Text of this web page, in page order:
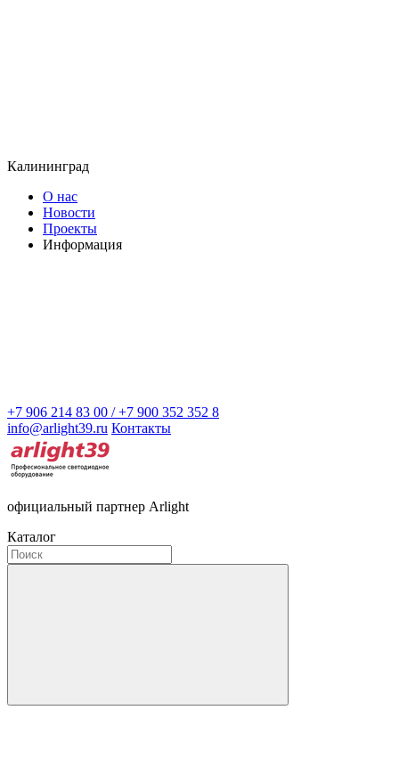
Калининград
О нас
Новости
Проекты
Информация
+7 906 214 83 00 / +7 900 352 352 8
info@arlight39.ru Контакты
официальный партнер Arlight
Каталог